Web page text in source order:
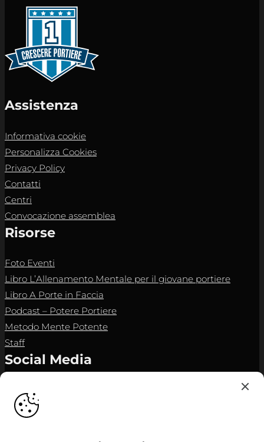
Assistenza
Informativa cookie
Personalizza Cookies
Privacy Policy
Contatti
Centri
Convocazione assemblea
Risorse
Foto Eventi
Libro L’Allenamento Mentale per il giovane portiere
Libro A Porte in Faccia
Podcast – Potere Portiere
Metodo Mente Potente
Staff
Social Media
Instagram
YouTube